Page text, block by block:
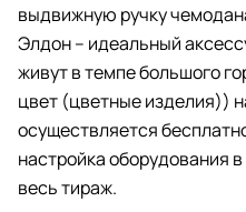
выдвижную ручку
Элдон – идеальный
живут в темпе большого
цвет (цветные изделия))
осуществляется
настройка оборудования
весь тираж.